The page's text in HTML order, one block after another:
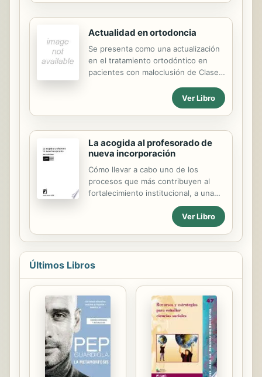
modestia, la Comisión que...
ictus en las próximas décadas.
Actualidad en ortodoncia
Se presenta como una actualización
en el tratamiento ortodóntico en
pacientes con maloclusión de Clase II
dispositivos de autoligado y en los
minimplantes que reducen
considerablemente la fuerza de
anclaje y resultan en un tratamiento
más corto.
Ver Libro
La acogida al profesorado de
nueva incorporación
Cómo llevar a cabo uno de los
procesos que más contribuyen al
fortalecimiento institucional, a una
cultura homogénea y a obtener
mejores resultados educativos.
Aspectos técnicos y relacionados
con los agentes de acogida y los
profesionales de nueva
incorporación.
Ver Libro
Últimos Libros